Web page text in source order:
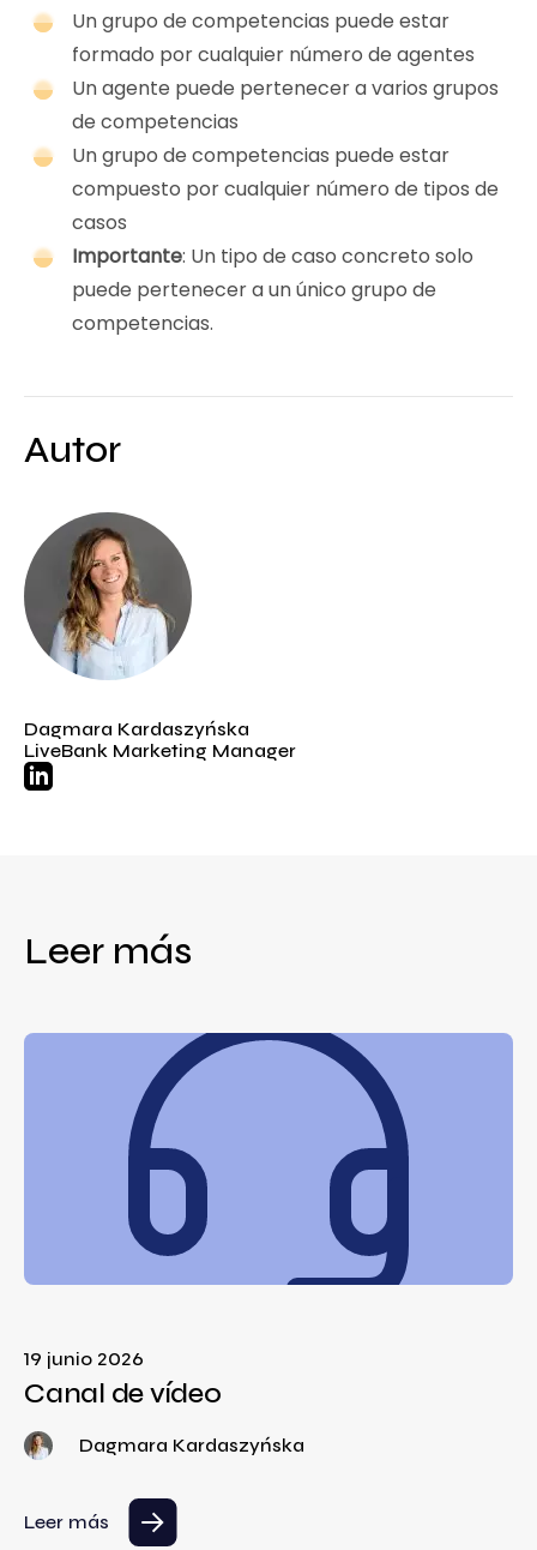
Un grupo de competencias puede estar
formado por cualquier número de agentes
Un agente puede pertenecer a varios grupos
de competencias
Un grupo de competencias puede estar
compuesto por cualquier número de tipos de
casos
Importante: Un tipo de caso concreto solo
puede pertenecer a un único grupo de
competencias.
Autor
Dagmara Kardaszyńska
LiveBank Marketing Manager
Leer más
19 junio 2026
Canal de vídeo
Dagmara Kardaszyńska
Leer más